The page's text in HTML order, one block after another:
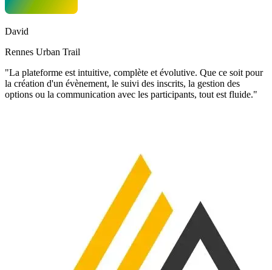
David
Rennes Urban Trail
"La plateforme est intuitive, complète et évolutive. Que ce soit pour
la création d'un évènement, le suivi des inscrits, la gestion des
options ou la communication avec les participants, tout est fluide."